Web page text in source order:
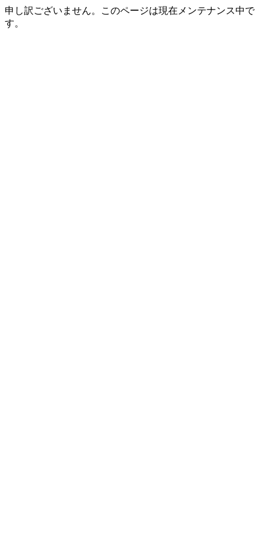
申し訳ございません。このページは現在メンテナンス中で
す。